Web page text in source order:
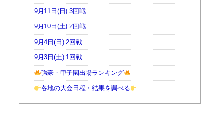
9月11日(日) 3回戦
9月10日(土) 2回戦
9月4日(日) 2回戦
9月3日(土) 1回戦
強豪・甲子園出場ランキング
各地の大会日程・結果を調べる